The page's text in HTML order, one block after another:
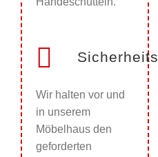
Wir halten vor und
in unserem
Möbelhaus den
geforderten